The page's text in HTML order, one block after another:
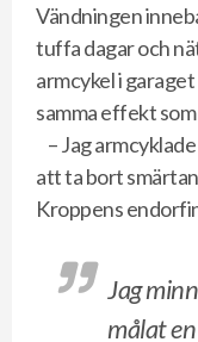
Vändningen
tuffa dagar och
armcykel i
samma effekt
– Jag
att ta bort
Kroppens
Jag
målat